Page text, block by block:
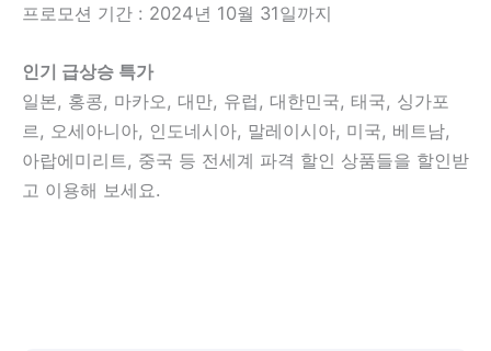
프로모션 기간 : 2024년 10월 31일까지
인기 급상승 특가
일본, 홍콩, 마카오, 대만, 유럽, 대한민국, 태국, 싱가포
르, 오세아니아, 인도네시아, 말레이시아, 미국, 베트남,
아랍에미리트, 중국 등 전세계 파격 할인 상품들을 할인받
고 이용해 보세요.